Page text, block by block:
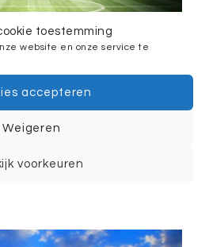
toestemming
website en onze service te
accepteren
Weigeren
voorkeuren
Stadion avond
3D gordijnen